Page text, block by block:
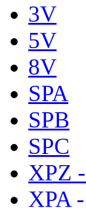
3V
5V
8V
SPA
SPB
SPC
XPZ
XPA